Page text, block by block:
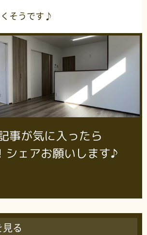
そうです♪
事が気に入ったら
シェアお願いします♪
る